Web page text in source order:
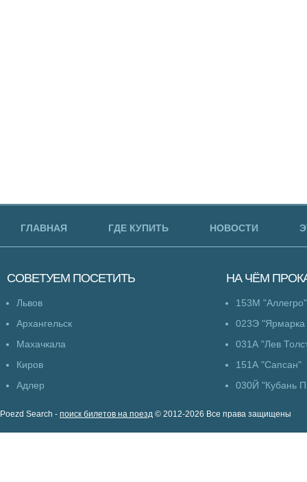
ГЛАВНАЯ ГДЕ КУПИТЬ НОВОСТИ
СОВЕТУЕМ ПОСЕТИТЬ
Львов
Архангельск
Махачкала
Киров
Адлер
НА ЧЁМ
153М "Аллегро"
023Э
031А "Лев
151А "Сапсан"
030Й "Кубань
Poezd Search - поиск билетов на поезд © 2012-2026 Все права защищены